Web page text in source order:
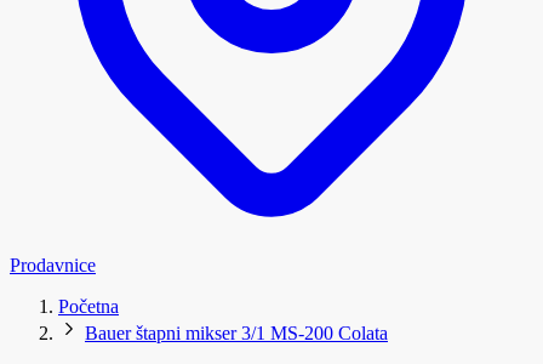
Prodavnice
Početna
Bauer štapni mikser 3/1 MS-200 Colata